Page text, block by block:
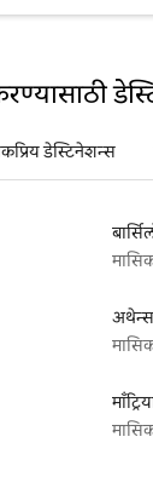
डेस्टिनेशन्स
अथेन्स